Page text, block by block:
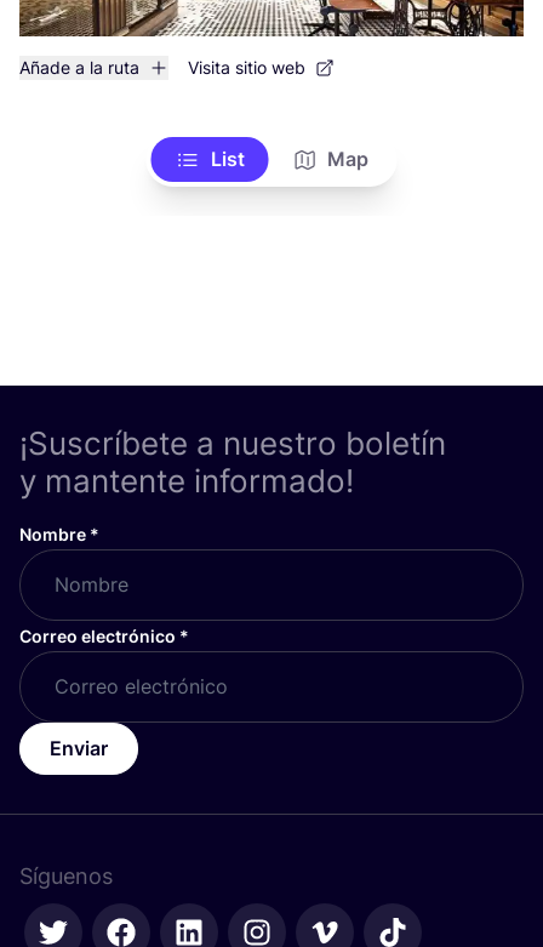
Añade a la ruta Visita sitio web
List Map
¡Suscríbete a nuestro boletín
y mantente informado!
Nombre *
Correo electrónico *
Enviar
Síguenos